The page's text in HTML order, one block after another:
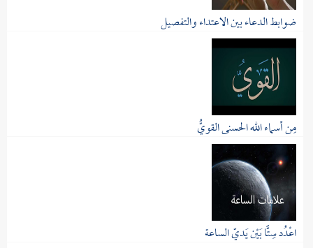
ضوابط الدعاء بين الاعتداء والتفصيل
الدعاء عبادةٌ عظيمة في ديننا، بل هو مخُّ...
مِن أسماء الله الحسنى القويُّ
أسماء الله تعالى وصفاته توقيفية مصدرها...
اعْدُد سِتًّا بَيْن يَديّ الساعة